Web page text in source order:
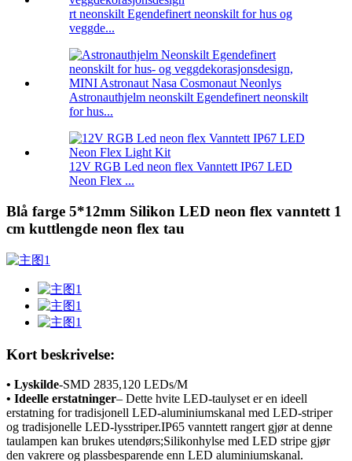
rt neonskilt Egendefinert neonskilt for hus og
veggde...
Astronauthjelm neonskilt Egendefinert neonskilt
for hus...
12V RGB Led neon flex Vanntett IP67 LED
Neon Flex ...
Blå farge 5*12mm Silikon LED neon flex vanntett 1
cm kuttlengde neon flex tau
Kort beskrivelse:
• Lyskilde-SMD 2835,120 LEDs/M
• Ideelle erstatninger– Dette hvite LED-taulyset er en ideell
erstatning for tradisjonell LED-aluminiumskanal med LED-striper
og tradisjonelle LED-lysstriper.IP65 vanntett rangert gjør at denne
taulampen kan brukes utendørs;Silikonhylse med LED stripe gjør
den vakrere og plassbesparende enn LED aluminiumskanal.